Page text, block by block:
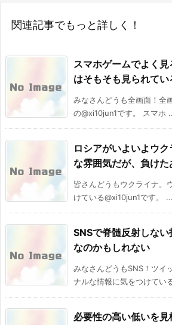
関連記事でもっと詳しく！
スマホゲームでよく
はそもそも見られてい
みなさんどうも全画面！全
の@xi10jun1です。 スマホ
ロシアがいよいよウ
な雰囲気だが、負けた
皆さんどうもウクライナ。
けている@xi10jun1です。 ...
SNSで脊髄反射しな
なのかもしれない
みなさんどうもSNS！ツイ
ナルな情報に気をつけてい
必要性の高い低いを